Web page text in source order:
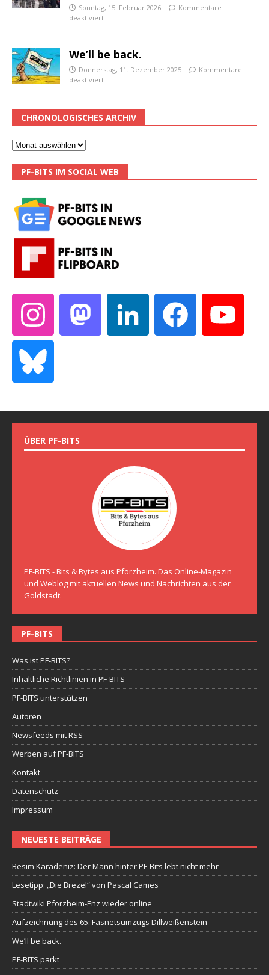
Sonntag, 15. Februar 2026
Kommentare
deaktiviert
We’ll be back.
Donnerstag, 11. Dezember 2025
Kommentare
deaktiviert
CHRONOLOGISCHES ARCHIV
PF-BITS IM SOCIAL WEB
ÜBER PF-BITS
PF-BITS - Bits & Bytes aus Pforzheim. Das Online-Magazin
und Weblog mit aktuellen News und Nachrichten aus der
Goldstadt.
PF-BITS
Was ist PF-BITS?
Inhaltliche Richtlinien in PF-BITS
PF-BITS unterstützen
Autoren
Newsfeeds mit RSS
Werben auf PF-BITS
Kontakt
Datenschutz
Impressum
NEUESTE BEITRÄGE
Besim Karadeniz: Der Mann hinter PF-Bits lebt nicht mehr
Lesetipp: „Die Brezel“ von Pascal Cames
Stadtwiki Pforzheim-Enz wieder online
Aufzeichnung des 65. Fasnetsumzugs Dillweißenstein
We’ll be back.
PF-BITS parkt